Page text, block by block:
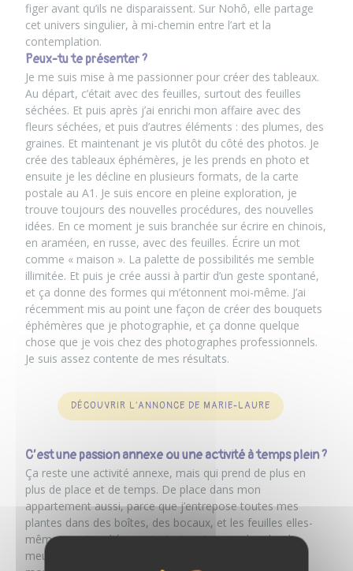
figer avant qu’ils ne disparaissent. Sur Nohô, elle partage
cet univers singulier, à mi-chemin entre l’art et la
contemplation.
Peux-tu te présenter ?
Je me suis mise à me passionner pour créer des tableaux.
Au départ, c’était avec des feuilles, surtout des feuilles
séchées. Et puis après j’ai enrichi mon affaire avec des
fleurs séchées, et puis d’autres éléments : des plumes, des
graines. Et maintenant je vis plutôt du côté des photos. Je
crée des tableaux éphémères, je les prends en photo et
ensuite je les décline en plusieurs formats, de la carte
postale au A1. Je suis encore en pleine exploration, je
trouve toujours des nouvelles procédures, des nouvelles
idées. En ce moment je suis branchée sur écrire en chinois,
en araméen, en russe, avec des feuilles. Écrire un mot
comme « maison ». La palette de possibilités me semble
illimitée. Et puis je crée aussi à partir d’un geste spontané,
et ça donne des formes qui m’étonnent moi-même. J’ai
récemment mis au point une façon de créer des bouquets
éphémères que je photographie, et ça donne quelque
chose que je vois chez des photographes professionnels.
Je suis assez contente de mes résultats.
DÉCOUVRIR L'ANNONCE DE MARIE-LAURE
C’est une passion annexe ou une activité à temps plein ?
Ça reste une activité annexe, mais qui prend de plus en
plus de place et de temps. De place dans mon
appartement aussi, parce que j’entrepose toutes mes
plantes dans des boîtes, des bocaux, et les feuilles elles-
mêmes sont repliées en trois. Je suis en recherche de
meubles adéquats pour stocker aussi tous les posters